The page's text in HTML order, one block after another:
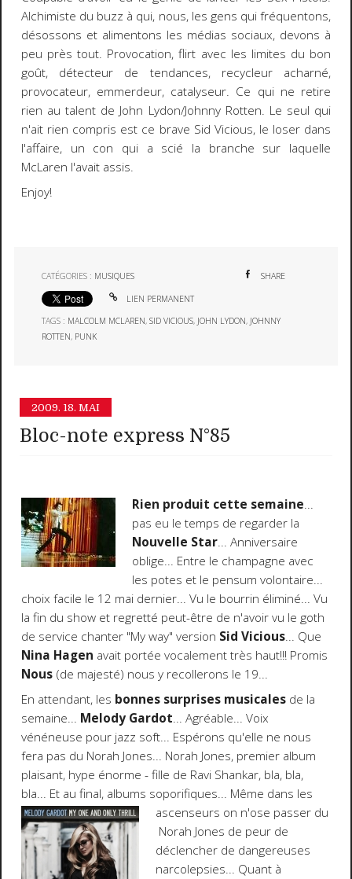
Alchimiste du buzz à qui, nous, les gens qui fréquentons,
désossons et alimentons les médias sociaux, devons à
peu près tout. Provocation, flirt avec les limites du bon
goût, détecteur de tendances, recycleur acharné,
provocateur, emmerdeur, catalyseur. Ce qui ne retire
rien au talent de John Lydon/Johnny Rotten. Le seul qui
n'ait rien compris est ce brave Sid Vicious, le loser dans
l'affaire, un con qui a scié la branche sur laquelle
McLaren l'avait assis.
Enjoy!
CATÉGORIES : MUSIQUES SHARE
LIEN PERMANENT
TAGS : MALCOLM MCLAREN,SID VICIOUS, JOHN LYDON, JOHNNY
ROTTEN, PUNK
2009. 18. MAI
Bloc-note express N°85
Rien produit cette semaine...
pas eu le temps de regarder la
Nouvelle Star... Anniversaire
oblige... Entre le champagne avec
les potes et le pensum volontaire...
choix facile le 12 mai dernier... Vu le bourrin éliminé... Vu
la fin du show et regretté peut-être de n'avoir vu le goth
de service chanter "My way" version Sid Vicious... Que
Nina Hagen avait portée vocalement très haut!!! Promis
Nous(de majesté) nous y recollerons le 19...
En attendant, les bonnes surprises musicalesde la
semaine... Melody Gardot... Agréable... Voix
vénéneuse pour jazz soft... Espérons qu'elle ne nous
fera pas du Norah Jones... Norah Jones, premier album
plaisant, hype énorme - fille de Ravi Shankar, bla, bla,
bla... Et au final, albums soporifiques... Même dans les
ascenseurs on n'ose passer du
Norah Jones de peur de
déclencher de dangereuses
narcolepsies... Quant à